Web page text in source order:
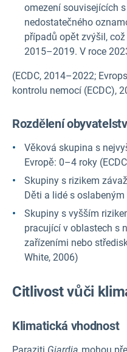
omezení souvisejících
nedostatečného
případů opět zvýšil,
2015–2019. V roce
(ECDC, 2014–2022;
kontrolu nemocí (ECDC),
Rozdělení
Věková skupina s
Evropě: 0–4 roky
Skupiny s rizikem
Děti a lidé s
Skupiny s vyšším
pracující v oblastech s
zařízeními nebo
White, 2006)
Citlivost vůči
Klimatická vhodnost